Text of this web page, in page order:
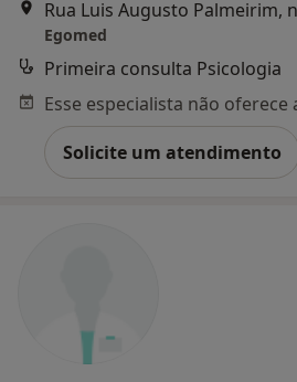
Rua Luis Augusto Palmeirim,
Egomed
Primeira consulta Psicologia
Solicite um atendimento